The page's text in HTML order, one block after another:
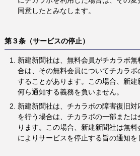
同意したとみなします。
第３条（サービスの停止）
新建新聞社は、無料会員がチカラボ
合は、その無料会員についてチカラボ
することがあります。この場合、新建
何ら通知する義務を負いません。
新建新聞社は、チカラボの障害復旧
を行う場合は、チカラボの一部また
ります。この場合、新建新聞社は無
によりサービスを停止する旨の通知を